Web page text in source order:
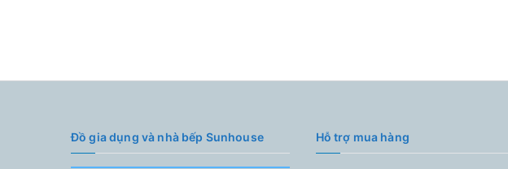
Đồ gia dụng và nhà bếp Sunhouse Hỗ trợ mua hàng